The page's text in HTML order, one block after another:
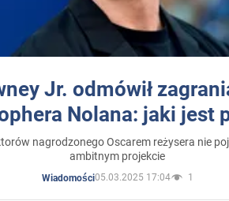
Jr. odmówił
Nolana: jaki jest
nagrodzonego Oscarem reżysera nie
ambitnym projekcie
Wiadomości05.03.2025 17:04 1